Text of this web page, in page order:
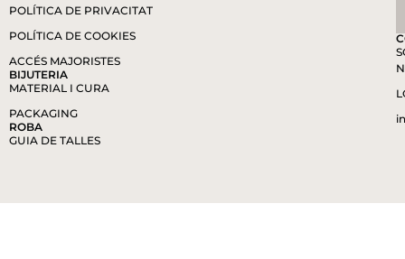
POLÍTICA DE PRIVACITAT
POLÍTICA DE COOKIES
ACCÉS MAJORISTES
BIJUTERIA
MATERIAL I CURA
PACKAGING
ROBA
GUIA DE TALLES